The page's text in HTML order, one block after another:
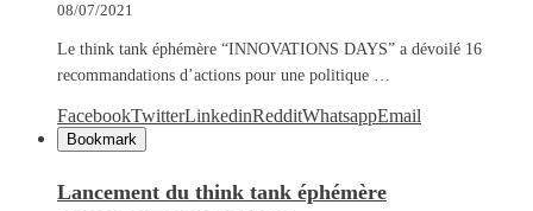
08/07/2021
Le think tank éphémère “INNOVATIONS DAYS” a dévoilé 16
recommandations d’actions pour une politique …
FacebookTwitterLinkedinRedditWhatsappEmail
Bookmark
Lancement du think tank éphémère